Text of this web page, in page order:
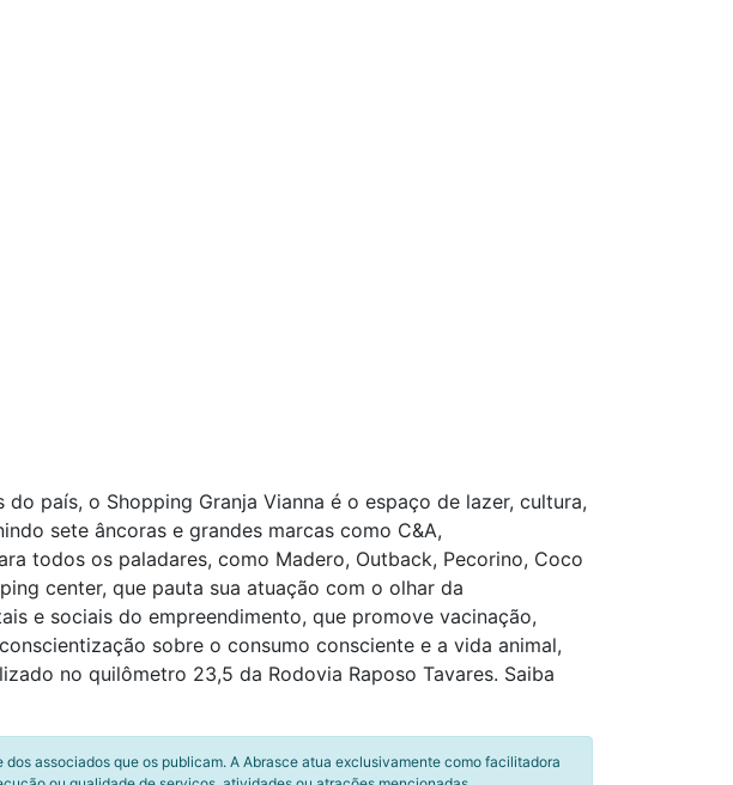
país, o Shopping Granja Vianna é o espaço de lazer, cultura,
sete âncoras e grandes marcas como C&A,
todos os paladares, como Madero, Outback, Pecorino, Coco
center, que pauta sua atuação com o olhar da
e sociais do empreendimento, que promove vacinação,
sobre o consumo consciente e a vida animal,
no quilômetro 23,5 da Rodovia Raposo Tavares. Saiba
associados que os publicam. A Abrasce atua exclusivamente como facilitadora